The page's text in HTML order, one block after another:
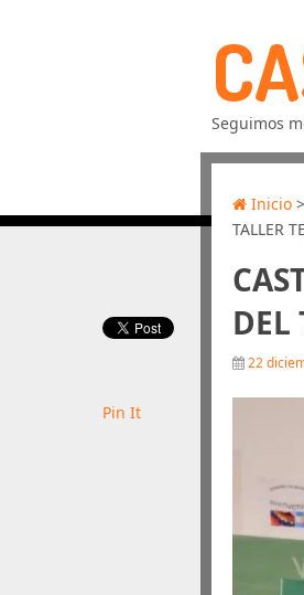
Seguimos
Inicio
TALLER
DEL
22
Pin It